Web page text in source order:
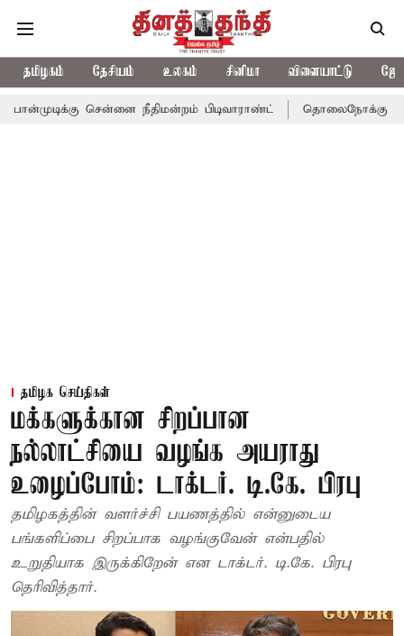
தமிழகம் தேசியம் உலகம் சினிமா விளையாட்டு
சென்னை நீதிமன்றம் பிடிவாராண்ட் தொலைநோக்கு பார்வையுடன்
தமிழக செய்திகள்
மக்களுக்கான சிறப்பான
நல்லாட்சியை வழங்க அயராது
உழைப்போம்: டாக்டர். டி.கே. பிரபு
தமிழகத்தின் வளர்ச்சி பயணத்தில் என்னுடைய
பங்களிப்பை சிறப்பாக வழங்குவேன் என்பதில்
உறுதியாக இருக்கிறேன் என டாக்டர். டி.கே. பிரபு
தெரிவித்தார்.